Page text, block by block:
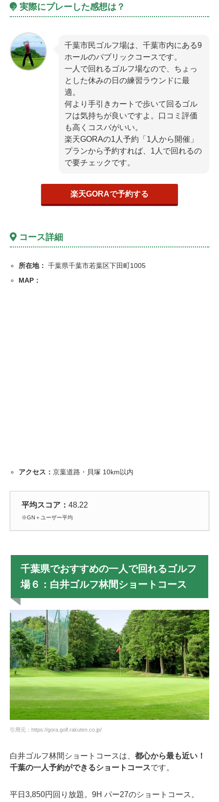
実際にプレーした感想は？
千葉市民ゴルフ場は、千葉市内にある9
ホールのパブリックコースです。
一人で回れるゴルフ場なので、ちょっ
とした休みの日の練習ラウンドに最
適。
何より手引きカートで歩いて回るゴル
フは気持ちが良いですよ。口コミ評価
も高くコスパがいい。
楽天GORAの1人予約「1人から開催」
プランから予約すれば、1人で回れるの
で要チェックです。
楽天GORAで予約する
コース詳細
所在地： 千葉県千葉市若葉区下田町1005
MAP：
アクセス：京葉道路・貝塚 10km以内
平均スコア：48.22
※GN＋ユーザー平均
千葉県でおすすめの一人で回れるゴルフ
場６：白井ゴルフ林間ショートコース
引用元：https://gora.golf.rakuten.co.jp/
白井ゴルフ林間ショートコースは、 都心から最も近い！
千葉の一人予約ができるショートコースです。
平日3,850円回り放題。9H パー27のショートコース。